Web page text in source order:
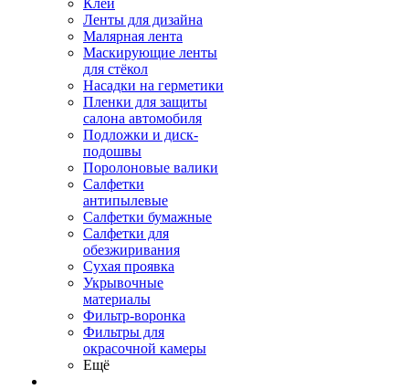
Клеи
Ленты для дизайна
Малярная лента
Маскирующие ленты
для стёкол
Насадки на герметики
Пленки для защиты
салона автомобиля
Подложки и диск-
подошвы
Поролоновые валики
Салфетки
антипылевые
Салфетки бумажные
Салфетки для
обезжиривания
Сухая проявка
Укрывочные
материалы
Фильтр-воронка
Фильтры для
окрасочной камеры
Ещё